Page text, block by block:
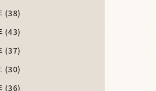
(38)
(43)
(37)
(30)
(36)